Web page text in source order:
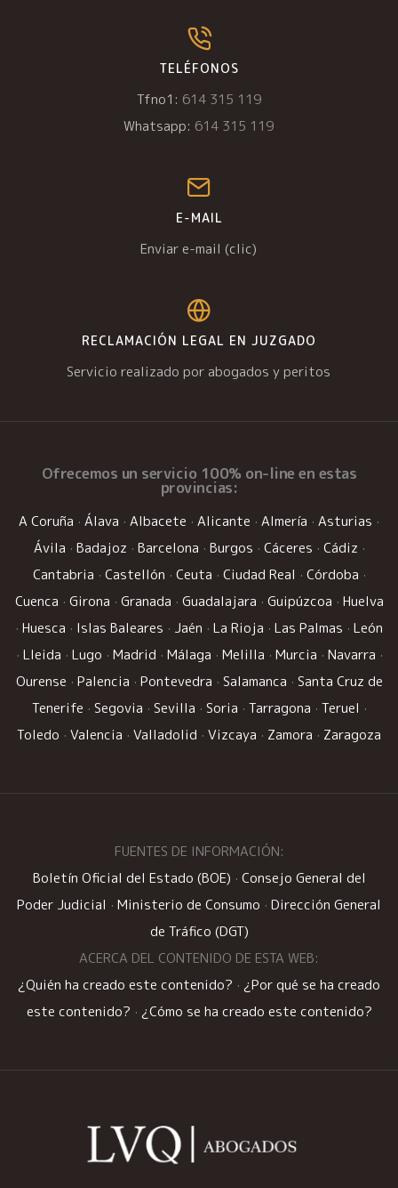
TELÉFONOS
Tfno1: 614 315 119
Whatsapp: 614 315 119
E-MAIL
Enviar e-mail (clic)
RECLAMACIÓN LEGAL EN JUZGADO
Servicio realizado por abogados y peritos
Ofrecemos un servicio 100% on-line en estas
provincias:
A Coruña · Álava · Albacete · Alicante · Almería · Asturias ·
Ávila · Badajoz · Barcelona · Burgos · Cáceres · Cádiz ·
Cantabria · Castellón · Ceuta · Ciudad Real · Córdoba ·
Cuenca · Girona · Granada · Guadalajara · Guipúzcoa · Huelva
· Huesca · Islas Baleares · Jaén · La Rioja · Las Palmas · León
· Lleida · Lugo · Madrid · Málaga · Melilla · Murcia · Navarra ·
Ourense · Palencia · Pontevedra · Salamanca · Santa Cruz de
Tenerife · Segovia · Sevilla · Soria · Tarragona · Teruel ·
Toledo · Valencia · Valladolid · Vizcaya · Zamora · Zaragoza
FUENTES DE INFORMACIÓN:
Boletín Oficial del Estado (BOE) · Consejo General del
Poder Judicial · Ministerio de Consumo · Dirección General
de Tráfico (DGT)
ACERCA DEL CONTENIDO DE ESTA WEB:
¿Quién ha creado este contenido? · ¿Por qué se ha creado
este contenido? · ¿Cómo se ha creado este contenido?